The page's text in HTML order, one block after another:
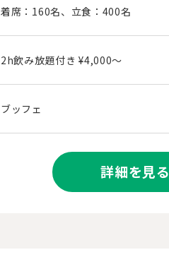
着席：160名、立食：400名
2h飲み放題付き ¥4,000〜
ブッフェ
詳細を見る